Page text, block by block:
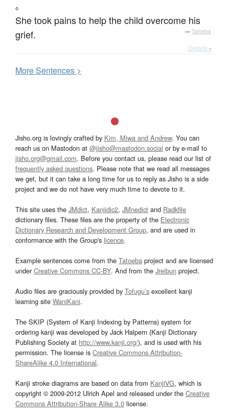
。
She took pains to help the child overcome his
grief.
— Tatoeba
Details ▸
MoreSentences >
Jisho.org is lovingly crafted by Kim, Miwa and Andrew. You can
reach us on Mastodon at @jisho@mastodon.social or by e-mail to
jisho.org@gmail.com. Before you contact us, please read our list of
frequently asked questions. Please note that we read all messages
we get, but it can take a long time for us to reply as Jisho is a side
project and we do not have very much time to devote to it.
This site uses the JMdict, Kanjidic2, JMnedict and Radkfile
dictionary files. These files are the property of the Electronic
Dictionary Research and Development Group, and are used in
conformance with the Group's licence.
Example sentences come from the Tatoeba project and are licensed
underCreative Commons CC-BY. And from the Jreibun project.
Audio files are graciously provided by Tofugu’s excellent kanji
learning site WaniKani.
The SKIP (System of Kanji Indexing by Patterns) system for
ordering kanji was developed by Jack Halpern (Kanji Dictionary
Publishing Society at http://www.kanji.org/), and is used with his
permission. The license is Creative Commons Attribution-
ShareAlike 4.0 International.
Kanji stroke diagrams are based on data from KanjiVG, which is
copyright © 2009-2012 Ulrich Apel and released under the Creative
Commons Attribution-Share Alike 3.0 license.